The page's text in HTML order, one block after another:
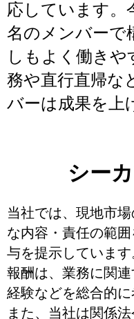
応しています。
名のメンバーで
しもよく働きや
務や直行直帰な
バーは成果を上
シー
当社では、現地市
な内容・責任の範
与を提示しています
報酬は、業務に関
経験などを総合的に
また、当社は関係